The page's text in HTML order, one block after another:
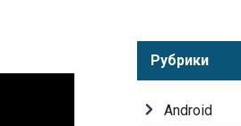
Рубрики
Android